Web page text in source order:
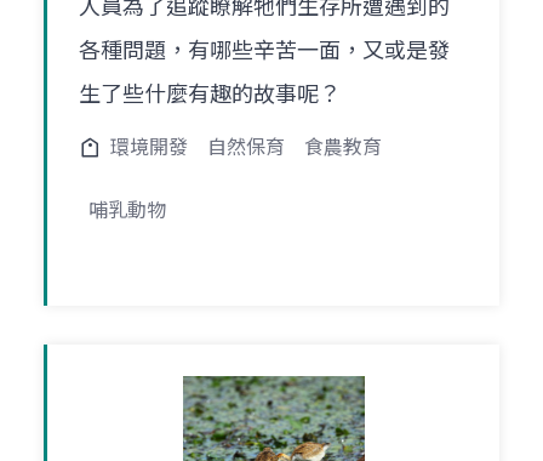
人員為了追蹤瞭解牠們生存所遭遇到的
各種問題，有哪些辛苦一面，又或是發
生了些什麼有趣的故事呢？
環境開發 自然保育 食農教育
哺乳動物